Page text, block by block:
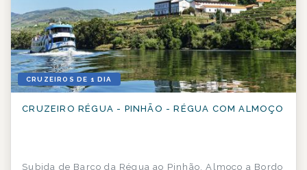
CRUZEIROS DE 1 DIA
CRUZEIRO RÉGUA - PINHÃO - RÉGUA COM ALMOÇO
Subida de Barco da Régua ao Pinhão, Almoço a Bordo